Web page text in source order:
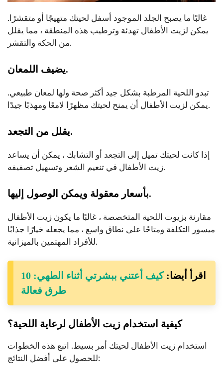
غالبًا ما يصبح الجلد الموجود أسفل لحيتك متهيجًا أو متقشرًا.
يمكن لزيت الأطفال تهدئة وترطيب هذه المنطقة ، مما يقلل
من الحكة والتقشر.
يضيف اللمعان.
تبدو اللحية المرطبة بشكل جيد أكثر صحة ولها لمعان طبيعي.
يمكن لزيت الأطفال أن يمنح لحيتك مظهرًا لامعًا ومهذبًا جيدًا.
يقلل من التجعد.
إذا كانت لحيتك تميل إلى التجعد أو التشابك ، يمكن أن يساعد
زيت الأطفال في تنعيم الشعر وتسهيل تصفيفه.
بأسعار معقولة ويمكن الوصول إليها.
مقارنة بزيوت اللحية المتخصصة ، غالبًا ما يكون زيت الأطفال
ميسور التكلفة ومتاحًا على نطاق واسع ، مما يجعله خيارًا جذابًا
للأفراد المهتمين بالميزانية.
اقرأ أيضا:
كيف أعتني ببشرتي أثناء الطهي: 10
طرق فعالة
كيفية استخدام زيت الأطفال لرعاية اللحية؟
استخدام زيت الأطفال لحيتك أمر بسيط. اتبع هذه الخطوات
للحصول على أفضل النتائج: